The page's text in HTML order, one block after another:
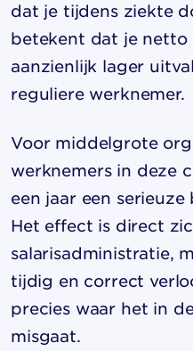
dat je tijdens ziekte
betekent dat je netto
aanzienlijk lager
reguliere werknemer.
Voor middelgrote
werknemers in deze
een jaar een
Het effect is direct
salarisadministratie,
tijdig en correct
precies waar het in
misgaat.